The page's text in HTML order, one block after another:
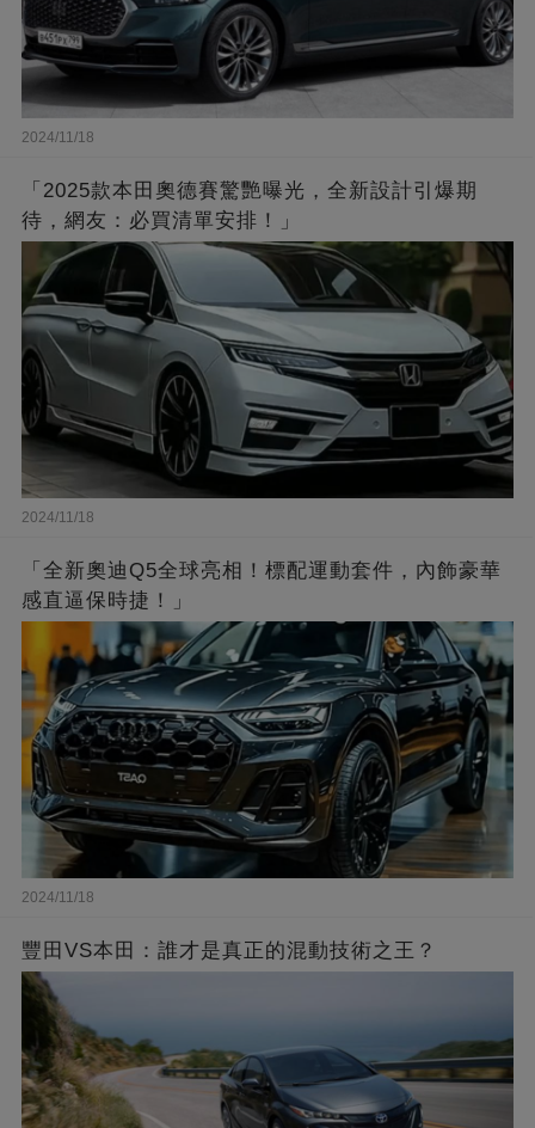
2024/11/18
「2025款本田奧德賽驚艷曝光，全新設計引爆期
待，網友：必買清單安排！」
2024/11/18
「全新奧迪Q5全球亮相！標配運動套件，內飾豪華
感直逼保時捷！」
2024/11/18
豐田VS本田：誰才是真正的混動技術之王？